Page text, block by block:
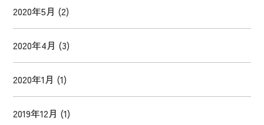
2020年5月 (2)
2020年4月 (3)
2020年1月 (1)
2019年12月 (1)